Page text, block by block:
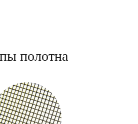
полотна